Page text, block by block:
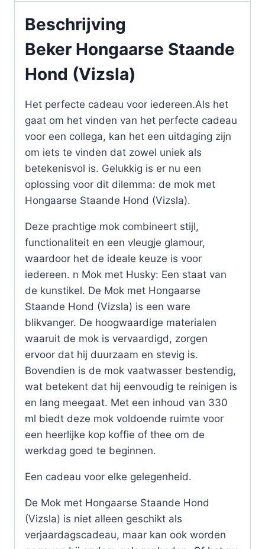
Beschrijving
Beker Hongaarse Staande
Hond (Vizsla)
Het perfecte cadeau voor iedereen.Als het
gaat om het vinden van het perfecte cadeau
voor een collega, kan het een uitdaging zijn
om iets te vinden dat zowel uniek als
betekenisvol is. Gelukkig is er nu een
oplossing voor dit dilemma: de mok met
Hongaarse Staande Hond (Vizsla).
Deze prachtige mok combineert stijl,
functionaliteit en een vleugje glamour,
waardoor het de ideale keuze is voor
iedereen. n Mok met Husky: Een staat van
de kunstikel. De Mok met Hongaarse
Staande Hond (Vizsla) is een ware
blikvanger. De hoogwaardige materialen
waaruit de mok is vervaardigd, zorgen
ervoor dat hij duurzaam en stevig is.
Bovendien is de mok vaatwasser bestendig,
wat betekent dat hij eenvoudig te reinigen is
en lang meegaat. Met een inhoud van 330
ml biedt deze mok voldoende ruimte voor
een heerlijke kop koffie of thee om de
werkdag goed te beginnen.
Een cadeau voor elke gelegenheid.
De Mok met Hongaarse Staande Hond
(Vizsla) is niet alleen geschikt als
verjaardagscadeau, maar kan ook worden